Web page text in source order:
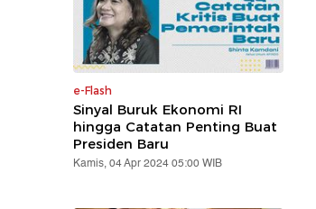
e-Flash
Sinyal Buruk Ekonomi RI
hingga Catatan Penting Buat
Presiden Baru
Kamis, 04 Apr 2024 05:00 WIB